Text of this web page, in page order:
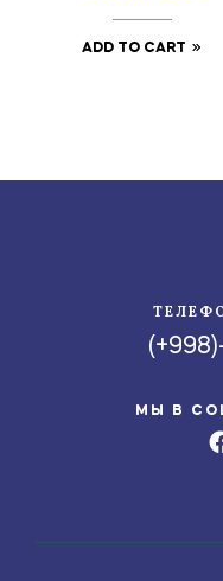
ADD TO CART
МЫ В